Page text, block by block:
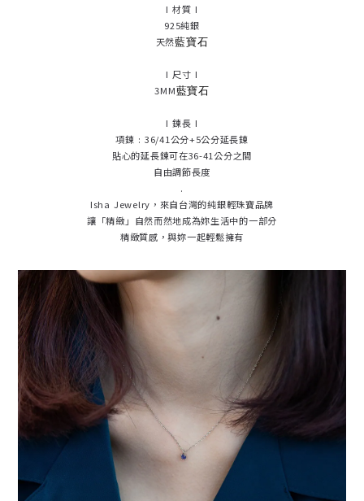
I 材質 I
925純銀
天然藍寶石
I 尺寸 I
3MM藍寶石
I 鍊長 I
項鍊 : 36/41公分+5公分延長鍊
貼心的延長鍊可在36-41公分之間
自由調節長度
.
Isha Jewelry，來自台灣的純銀輕珠寶品牌
讓「精緻」自然而然地成為妳生活中的一部分
精緻質感，與妳一起輕鬆擁有